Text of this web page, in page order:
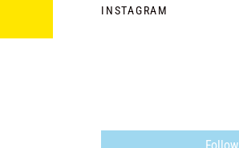
INSTAGRAM